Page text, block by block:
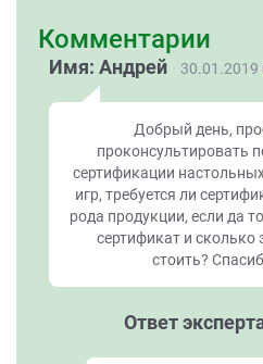
Комментарии
Имя: Андрей 30.01.2019
Добрый день,
проконсультировать
сертификации
игр, требуется ли
рода продукции, если да
сертификат и сколько
стоить?
Ответ